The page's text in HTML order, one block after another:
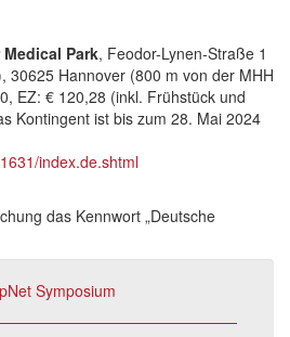
Park, Feodor-Lynen-Straße 1
30625 Hannover (800 m von der MHH
EZ: € 120,28 (inkl. Frühstück und
Kontingent ist bis zum 28. Mai 2024
index.de.shtml
das Kennwort „Deutsche
Symposium